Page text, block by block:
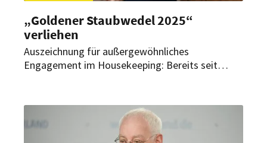
„Goldener Staubwedel 2025“
verliehen
Auszeichnung für außergewöhnliches
Engagement im Housekeeping: Bereits seit
dem „Goldene Staubwedel“ geehrt. Dieses Jahr
konnte eine Executive Housekeeperin des
Ameron Luzern Hotel Flora